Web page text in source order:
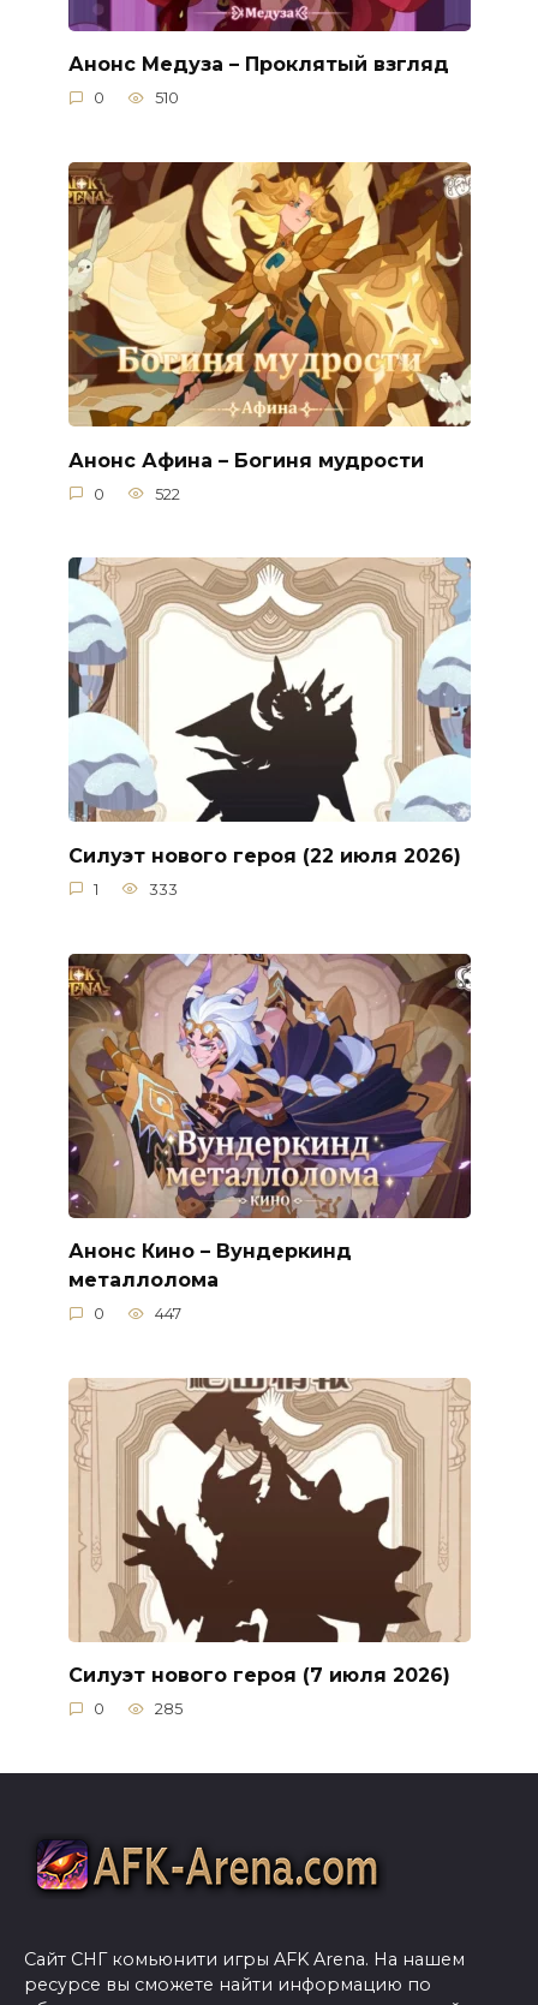
Анонс Медуза – Проклятый взгляд
0 510
Анонс Афина – Богиня мудрости
0 522
Силуэт нового героя (22 июля 2026)
1 333
Анонс Кино – Вундеркинд
металлолома
0 447
Силуэт нового героя (7 июля 2026)
0 285
Сайт СНГ комьюнити игры AFK Arena. На нашем
ресурсе вы сможете найти информацию по